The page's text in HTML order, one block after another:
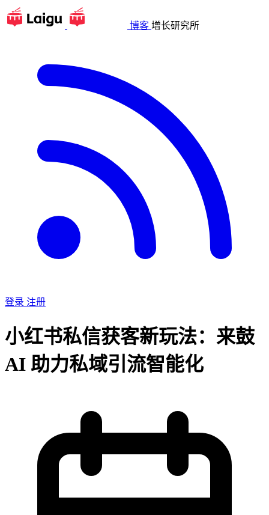
博客 增长研究所
登录 注册
小红书私信获客新玩法：来鼓
AI 助力私域引流智能化